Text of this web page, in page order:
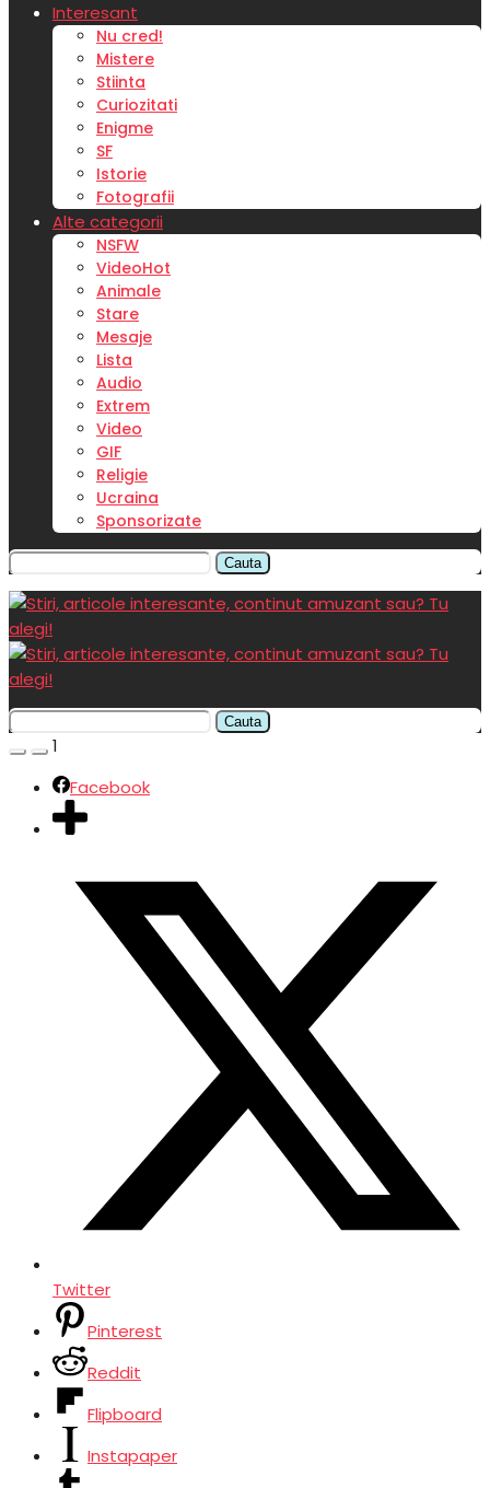
Interesant
Nu cred!
Mistere
Stiinta
Curiozitati
Enigme
SF
Istorie
Fotografii
Alte categorii
NSFW
VideoHot
Animale
Stare
Mesaje
Lista
Audio
Extrem
Video
GIF
Religie
Ucraina
Sponsorizate
Cauta
Cauta
1
Facebook
Twitter
Pinterest
Reddit
Flipboard
Instapaper